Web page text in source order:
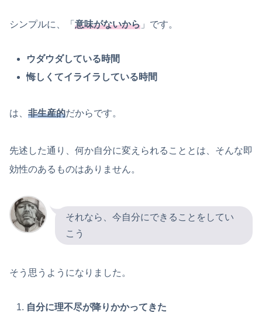
シンプルに、「 意味がないから 」です。
ウダウダしている時間
悔しくてイライラしている時間
は、 非生産的だからです。
先述した通り、何か自分に変えられることとは、そんな即
効性のあるものはありません。
それなら、今自分にできることをしてい
こう
そう思うようになりました。
自分に理不尽が降りかかってきた